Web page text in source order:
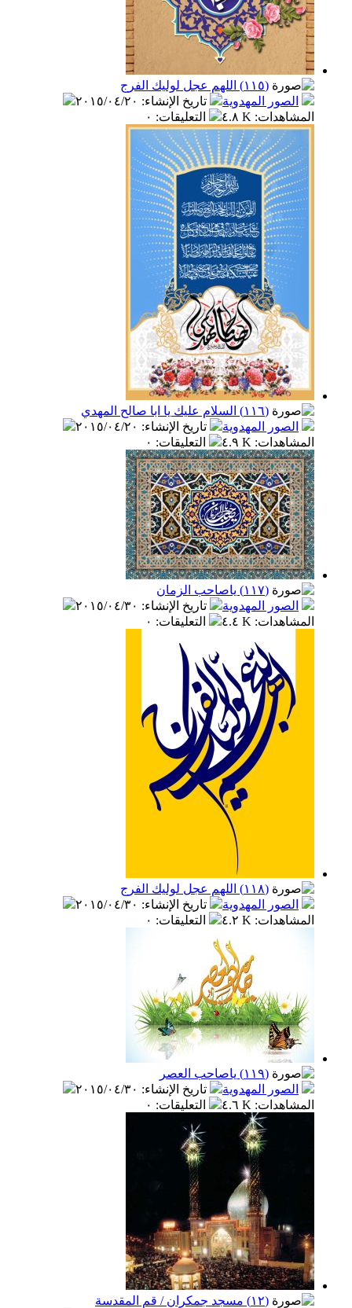
(١١٥) اللهم عجل لوليك الفرج
الصور المهدوية
تاريخ الإنشاء: ٢٠١٥/٠٤/٢٠
المشاهدات: ٤.٨ K التعليقات: ٠
(١١٦) السلام عليك يا ابا صالح المهدي
الصور المهدوية
تاريخ الإنشاء: ٢٠١٥/٠٤/٢٠
المشاهدات: ٤.٩ K التعليقات: ٠
(١١٧) ياصاحب الزمان
الصور المهدوية
تاريخ الإنشاء: ٢٠١٥/٠٤/٣٠
المشاهدات: ٤.٤ K التعليقات: ٠
(١١٨) اللهم عجل لوليك الفرج
الصور المهدوية
تاريخ الإنشاء: ٢٠١٥/٠٤/٣٠
المشاهدات: ٤.٢ K التعليقات: ٠
(١١٩) ياصاحب العصر
الصور المهدوية
تاريخ الإنشاء: ٢٠١٥/٠٤/٣٠
المشاهدات: ٤.٦ K التعليقات: ٠
(١٢) مسجد جمكران / قم المقدسة